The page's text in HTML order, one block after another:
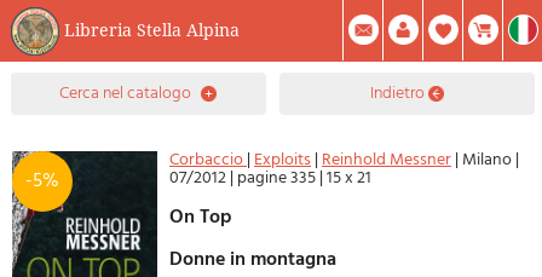
Libreria Stella Alpina
0 Prodotto(i) Attualmente Nel Carrello Riepilogo
Facebook
Registrati Mod. Password
cerca nel catalogo indietro
-5%
Corbaccio|Exploits|Reinhold Messner| Milano|
07/2012| pagine 335|15 x 21
On Top
Donne in montagna